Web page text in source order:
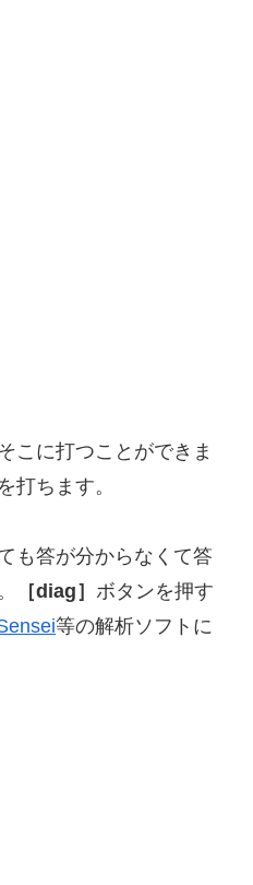
こに打つことができま
打ちます。
も答が分からなくて答
［diag］ ボタンを押す
等の解析ソフトに